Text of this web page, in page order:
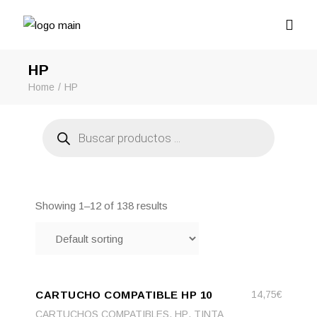
HP
Home HP
productos
Showing 1–12 of 138 results
CART
CARTUCHO COMPATIBLE HP 10 14,75€
CARTUCHOS COMPATIBLES, HP, TINTA